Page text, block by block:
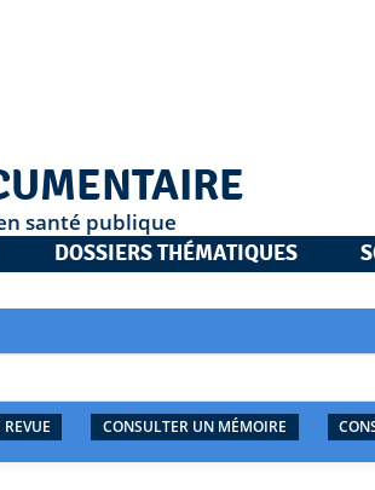
santé publique
DOSSIERS THÉMATIQUES
CONSULTER UN MÉMOIRE